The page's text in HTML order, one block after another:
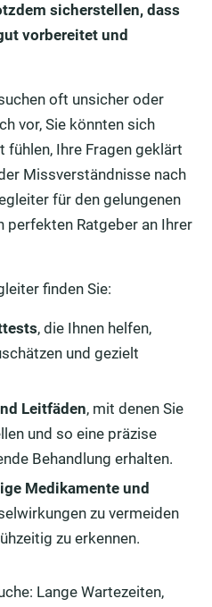
sicherstellen, dass
vorbereitet und
oft unsicher oder
vor, Sie könnten sich
Ihre Fragen geklärt
Missverständnisse nach
für den gelungenen
perfekten Ratgeber an Ihrer
finden Sie:
, die Ihnen helfen,
und gezielt
Leitfäden, mit denen Sie
und so eine präzise
Behandlung erhalten.
Medikamente und
zu vermeiden
zu erkennen.
Lange Wartezeiten,